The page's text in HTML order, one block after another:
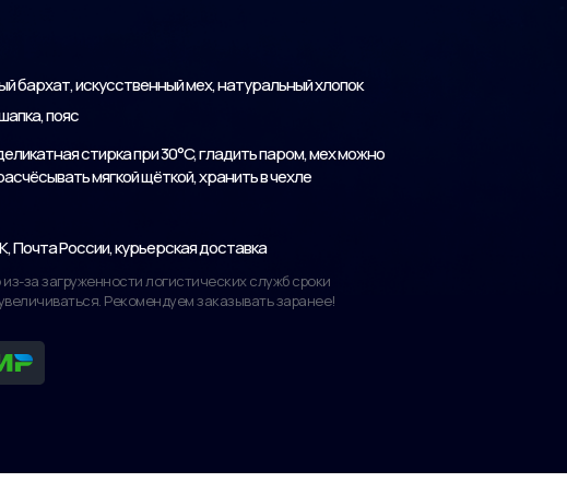
стирка при 30°C, гладить паром, мех можно
мягкой щёткой, хранить в чехле
пояс
бархат, искусственный мех, натуральный хлопок
за загруженности логистических служб сроки
Рекомендуем заказывать заранее!
России, курьерская доставка